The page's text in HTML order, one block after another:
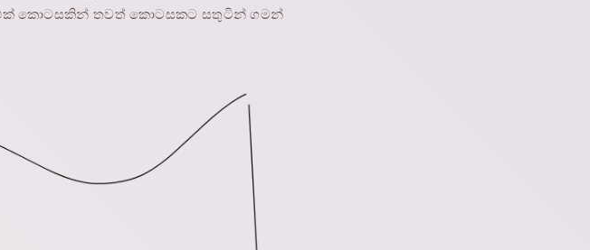
එක් කොටසකින් තවත් කොටසකට සතුටින් ගමන්